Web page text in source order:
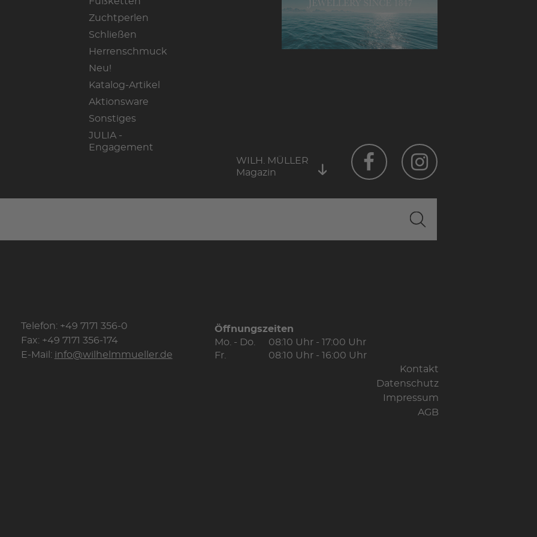
Zuchtperlen
Schließen
Herrenschmuck
Neu!
Katalog-Artikel
Aktionsware
Sonstiges
JULIA -
Engagement
WILH. MÜLLER
Magazin
Telefon: +49 7171 356-0
Fax: +49 7171 356-174
E-Mail: info@wilhelmmueller.de
Öffnungszeiten
Mo. - Do.
08:10 Uhr - 17:00 Uhr
Fr.
08:10 Uhr - 16:00 Uhr
Kontakt
Datenschutz
Impressum
AGB